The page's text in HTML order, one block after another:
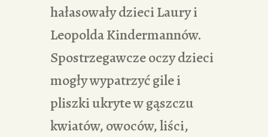
hałasowały dzieci Laury i
Leopolda Kindermannów.
Spostrzegawcze oczy dzieci
mogły wypatrzyć gile i
pliszki ukryte w gąszczu
kwiatów, owoców, liści,